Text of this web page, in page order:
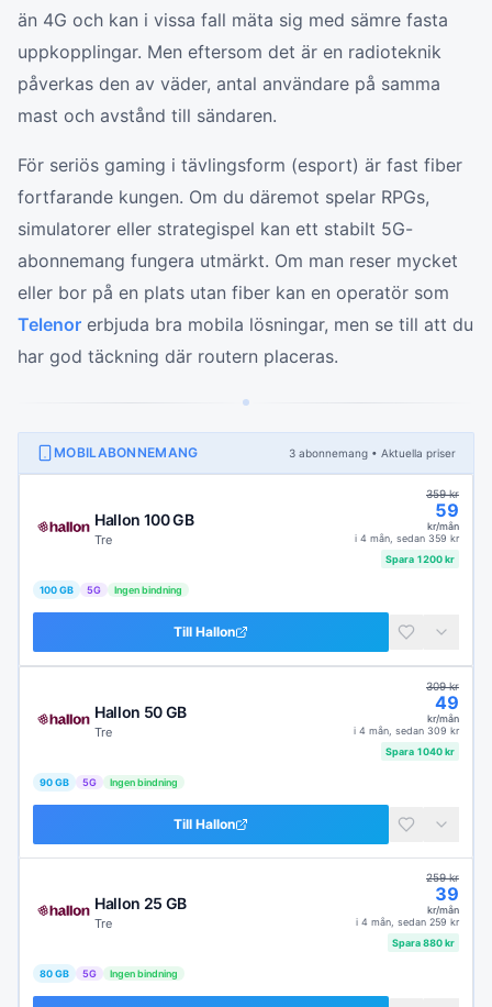
än 4G och kan i vissa fall mäta sig med sämre fasta
uppkopplingar. Men eftersom det är en radioteknik
påverkas den av väder, antal användare på samma
mast och avstånd till sändaren.
För seriös gaming i tävlingsform (esport) är fast fiber
fortfarande kungen. Om du däremot spelar RPGs,
simulatorer eller strategispel kan ett stabilt 5G-
abonnemang fungera utmärkt. Om man reser mycket
eller bor på en plats utan fiber kan en operatör som
Telenor erbjuda bra mobila lösningar, men se till att du
har god täckning där routern placeras.
MOBILABONNEMANG 3 abonnemang • Aktuella priser
Hallon 100 GB
Tre
359kr
59
kr/mån
i 4 mån , sedan 359 kr
Spara 1200kr
100 GB 5G Ingen bindning
Till Hallon
Hallon 50 GB
Tre
309kr
49
kr/mån
i 4 mån , sedan 309 kr
Spara 1040kr
90 GB 5G Ingen bindning
Till Hallon
Hallon 25 GB
Tre
259kr
39
kr/mån
i 4 mån , sedan 259 kr
Spara880kr
80 GB 5G Ingen bindning